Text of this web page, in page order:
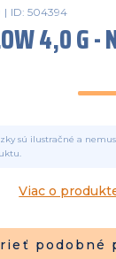
| ID: 504394
4,0 G -
sú ilustračné a
Viac o
podobné